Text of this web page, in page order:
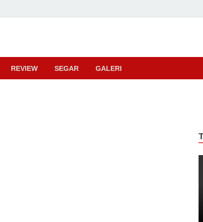
REVIEW SEGAR GALERI